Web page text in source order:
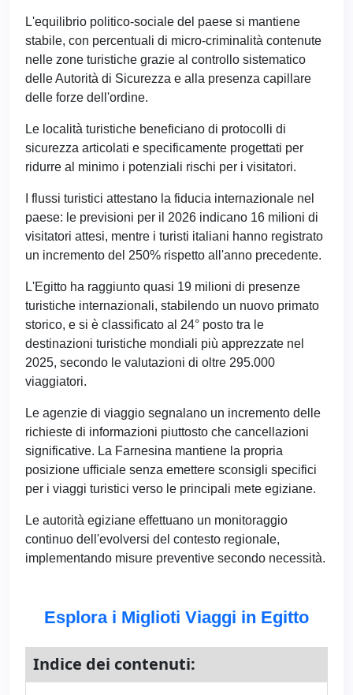
L'equilibrio politico-sociale del paese si mantiene
stabile, con percentuali di micro-criminalità contenute
nelle zone turistiche grazie al controllo sistematico
delle Autorità di Sicurezza e alla presenza capillare
delle forze dell'ordine.
Le località turistiche beneficiano di protocolli di
sicurezza articolati e specificamente progettati per
ridurre al minimo i potenziali rischi per i visitatori.
I flussi turistici attestano la fiducia internazionale nel
paese: le previsioni per il 2026 indicano 16 milioni di
visitatori attesi, mentre i turisti italiani hanno registrato
un incremento del 250% rispetto all'anno precedente.
L'Egitto ha raggiunto quasi 19 milioni di presenze
turistiche internazionali, stabilendo un nuovo primato
storico, e si è classificato al 24° posto tra le
destinazioni turistiche mondiali più apprezzate nel
2025, secondo le valutazioni di oltre 295.000
viaggiatori.
Le agenzie di viaggio segnalano un incremento delle
richieste di informazioni piuttosto che cancellazioni
significative. La Farnesina mantiene la propria
posizione ufficiale senza emettere sconsigli specifici
per i viaggi turistici verso le principali mete egiziane.
Le autorità egiziane effettuano un monitoraggio
continuo dell'evolversi del contesto regionale,
implementando misure preventive secondo necessità.
Esplora i Miglioti Viaggi in Egitto
Indice dei contenuti: